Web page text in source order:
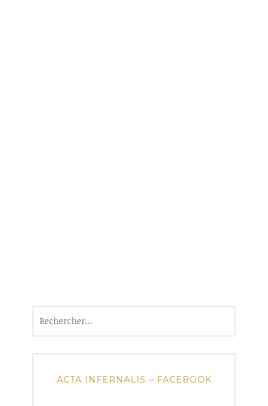
ACTA INFERNALIS – FACEBOOK